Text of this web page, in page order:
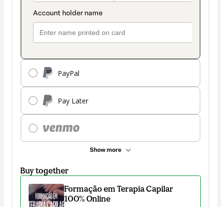
PayPal
Pay Later
Show more
Buy together
Formação em Terapia Capilar
100% Online